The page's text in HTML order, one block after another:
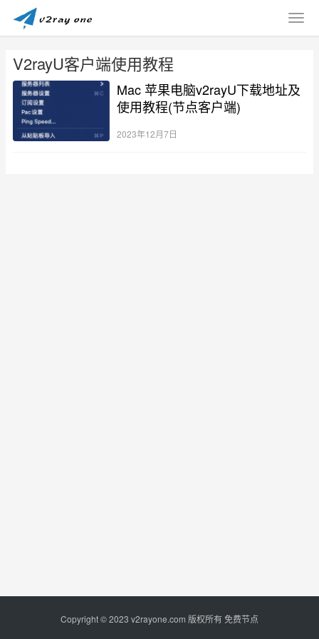
V2rayU客户端使用教程
Mac 苹果电脑v2rayU下载地址及
使用教程(节点客户端)
2023年12月7日
Copyright © 2023 v2rayone.com 版权所有 免费节点